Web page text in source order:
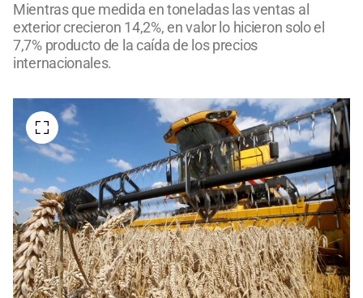
Mientras que medida en toneladas las ventas al
exterior crecieron 14,2%, en valor lo hicieron solo el
7,7% producto de la caída de los precios
internacionales.